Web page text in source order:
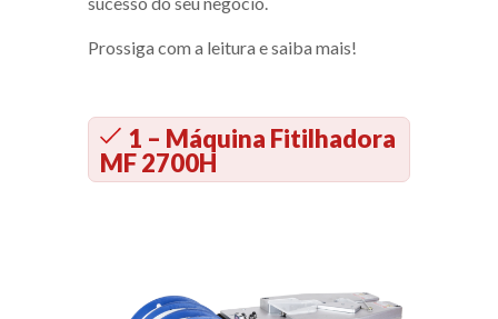
Prossiga com a leitura e saiba mais!
1 – Máquina Fitilhadora
MF 2700H